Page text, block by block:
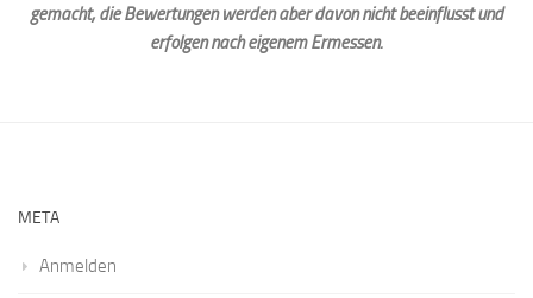
gemacht, die Bewertungen werden aber davon nicht beeinflusst und
erfolgen nach eigenem Ermessen.
META
Anmelden